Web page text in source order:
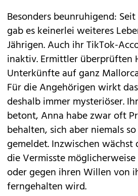
Besonders beunruhigend:
gab es keinerlei weiteres
Jährigen. Auch ihr TikTok-
inaktiv. Ermittler überprüften
Unterkünfte auf ganz
Für die Angehörigen wirkt
deshalb immer mysteriöser.
betont, Anna habe zwar oft
behalten, sich aber niemals
gemeldet. Inzwischen wächst
die Vermisste
oder gegen ihren Willen von
ferngehalten wird.